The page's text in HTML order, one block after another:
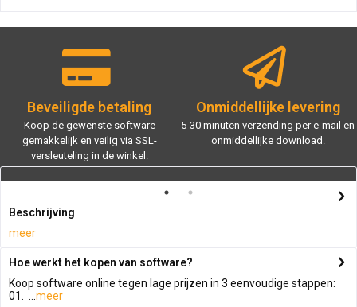
Beveiligde betaling
Koop de gewenste software
gemakkelijk en veilig via SSL-
versleuteling in de winkel.
Onmiddellijke levering
5-30 minuten verzending per e-mail en
onmiddellijke download.
Beschrijving
meer
Hoe werkt het kopen van software?
Koop software online tegen lage prijzen in 3 eenvoudige stappen:
01. ... meer